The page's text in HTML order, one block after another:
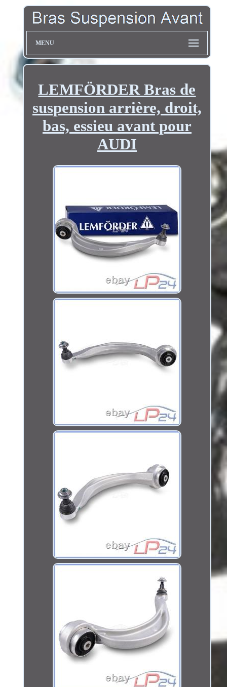
MENU
LEMFÖRDER Bras de
suspension arrière, droit,
bas, essieu avant pour
AUDI